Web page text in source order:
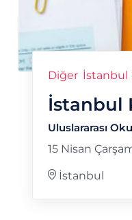
Diğer İstanbul
İstanbul
Uluslararası
15 Nisan
İstanbul